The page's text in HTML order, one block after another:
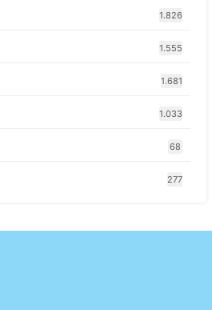
1.826
1.555
1.681
1.033
68
277